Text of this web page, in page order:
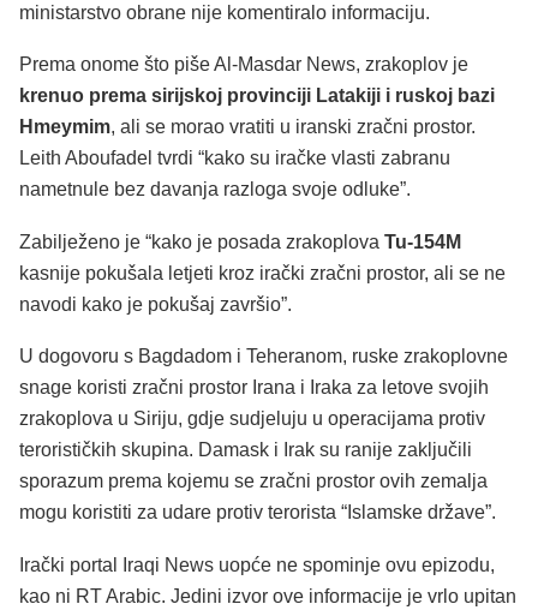
ministarstvo obrane nije komentiralo informaciju.
Prema onome što piše Al-Masdar News, zrakoplov je
krenuo prema sirijskoj provinciji Latakiji i ruskoj bazi
Hmeymim, ali se morao vratiti u iranski zračni prostor.
Leith Aboufadel tvrdi “kako su iračke vlasti zabranu
nametnule bez davanja razloga svoje odluke”.
Zabilježeno je “kako je posada zrakoplova Tu-154M
kasnije pokušala letjeti kroz irački zračni prostor, ali se ne
navodi kako je pokušaj završio”.
U dogovoru s Bagdadom i Teheranom, ruske zrakoplovne
snage koristi zračni prostor Irana i Iraka za letove svojih
zrakoplova u Siriju, gdje sudjeluju u operacijama protiv
terorističkih skupina. Damask i Irak su ranije zaključili
sporazum prema kojemu se zračni prostor ovih zemalja
mogu koristiti za udare protiv terorista “Islamske države”.
Irački portal Iraqi News uopće ne spominje ovu epizodu,
kao ni RT Arabic. Jedini izvor ove informacije je vrlo upitan